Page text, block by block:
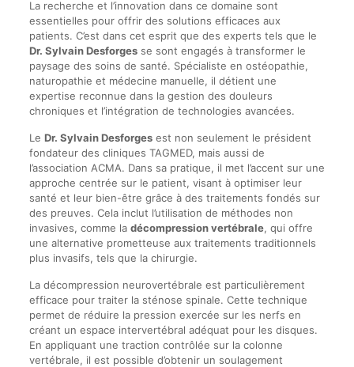
La recherche et l’innovation dans ce domaine sont
essentielles pour offrir des solutions efficaces aux
patients. C’est dans cet esprit que des experts tels que le
Dr. Sylvain Desforgesse sont engagés à transformer le
paysage des soins de santé. Spécialiste en ostéopathie,
naturopathie et médecine manuelle, il détient une
expertise reconnue dans la gestion des douleurs
chroniques et l’intégration de technologies avancées.
Le Dr. Sylvain Desforgesest non seulement le président
fondateur des cliniques TAGMED, mais aussi de
l’association ACMA. Dans sa pratique, il met l’accent sur une
approche centrée sur le patient, visant à optimiser leur
santé et leur bien-être grâce à des traitements fondés sur
des preuves. Cela inclut l’utilisation de méthodes non
invasives, comme la décompression vertébrale, qui offre
une alternative prometteuse aux traitements traditionnels
plus invasifs, tels que la chirurgie.
La décompression neurovertébrale est particulièrement
efficace pour traiter la sténose spinale. Cette technique
permet de réduire la pression exercée sur les nerfs en
créant un espace intervertébral adéquat pour les disques.
En appliquant une traction contrôlée sur la colonne
vertébrale, il est possible d’obtenir un soulagement